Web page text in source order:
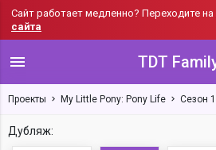
Сайт работает медленно? Переходите на
сайта
TDT
Проекты My Little Pony: Pony Life Сезон 1
Дубляж: